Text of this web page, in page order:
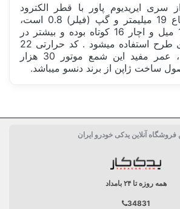
سری ایریدیوم پاور با قطر الکترود
0.4میلی متر ارتفاع 19 میلیمتر و گپ (فیلر) 0.8 است،
این شمع رزوه 10 میل و اچار 16 کوتاه بوده و بیشتر در
موتور سیکلت های طرح استفاده میشود . کد حرارتی 22
دنسو یعنی سرد ، عمر مفید این شمع موتور 30 هزار
ساخت ژاپن از برند دنسو میباشد.
پایه کوتاه 12.7 میلی متر
ایریدیم
0.4 میلی متر
خرید شمع موتور
فروشگاه آنلاین یدکی خودرو ایران
همه روزه تا ۲۴ بامداد
34831